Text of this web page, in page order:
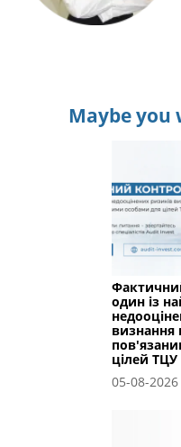
Maybe you
один із
визнання
цілей ТЦУ
05-08-2026